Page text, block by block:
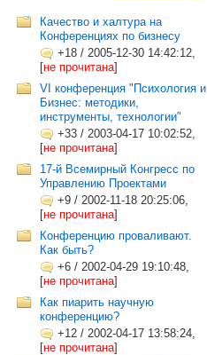
Качество и халтура на
Конференциях по бизнесу
+18 / 2005-12-30 14:42:12,
[не прочитана]
VI конференция "Психология и
Бизнес: методики,
инструменты, технологии"
+33 / 2003-04-17 10:02:52,
[не прочитана]
17-й Всемирный Конгресс по
Управлению Проектами
+9 / 2002-11-18 20:25:06,
[не прочитана]
Конференцию проваливают.
Как быть?
+6 / 2002-04-29 19:10:48,
[не прочитана]
Как пиарить научную
конференцию?
+12 / 2002-04-17 13:58:24,
[не прочитана]